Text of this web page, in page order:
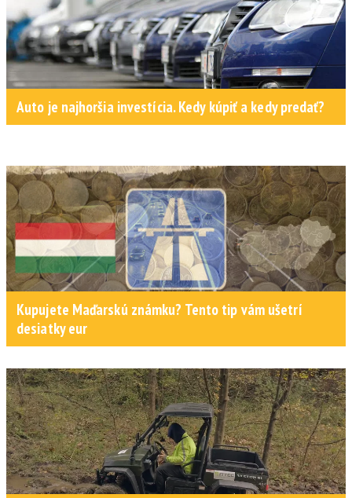
Auto je najhoršia investícia. Kedy kúpiť a kedy predať?
Kupujete Maďarskú známku? Tento tip vám ušetrí
desiatky eur